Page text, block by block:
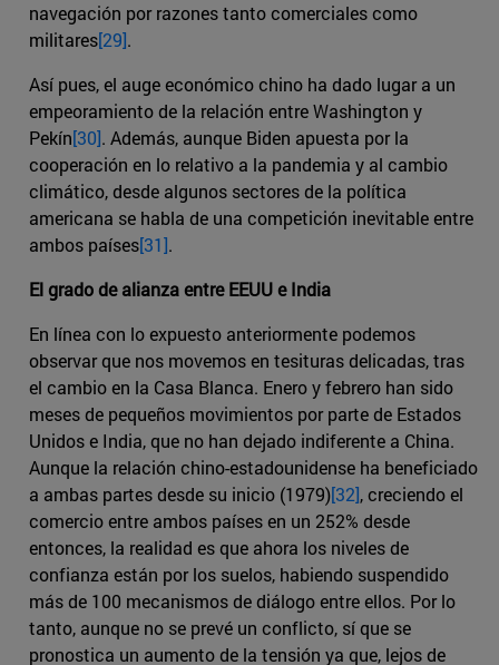
navegación por razones tanto comerciales como
militares[29].
Así pues, el auge económico chino ha dado lugar a un
empeoramiento de la relación entre Washington y
Pekín[30]. Además, aunque Biden apuesta por la
cooperación en lo relativo a la pandemia y al cambio
climático, desde algunos sectores de la política
americana se habla de una competición inevitable entre
ambos países[31].
El grado de alianza entre EEUU e India
En línea con lo expuesto anteriormente podemos
observar que nos movemos en tesituras delicadas, tras
el cambio en la Casa Blanca. Enero y febrero han sido
meses de pequeños movimientos por parte de Estados
Unidos e India, que no han dejado indiferente a China.
Aunque la relación chino-estadounidense ha beneficiado
a ambas partes desde su inicio (1979)[32], creciendo el
comercio entre ambos países en un 252% desde
entonces, la realidad es que ahora los niveles de
confianza están por los suelos, habiendo suspendido
más de 100 mecanismos de diálogo entre ellos. Por lo
tanto, aunque no se prevé un conflicto, sí que se
pronostica un aumento de la tensión ya que, lejos de